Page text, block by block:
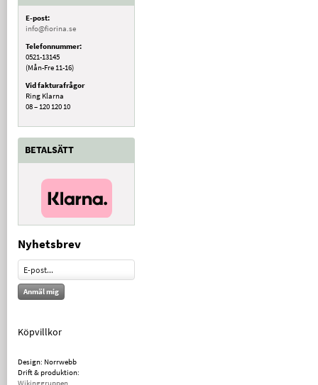
E-post:
info@fiorina.se
Telefonnummer:
0521-13145
(Mån-Fre 11-16)
Vid fakturafrågor
Ring Klarna
08 – 120 120 10
BETALSÄTT
Nyhetsbrev
Anmäl mig
Köpvillkor
Design: Norrwebb
Drift & produktion:
Wikinggruppen